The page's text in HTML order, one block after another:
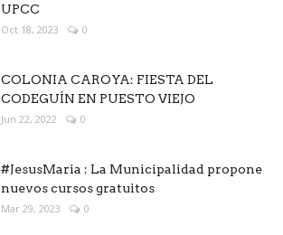
UPCC
Oct 18, 2023 0
COLONIA CAROYA: FIESTA DEL
CODEGUÍN EN PUESTO VIEJO
Jun 22, 2022 0
#JesusMaria : La Municipalidad propone
nuevos cursos gratuitos
Mar 29, 2023 0